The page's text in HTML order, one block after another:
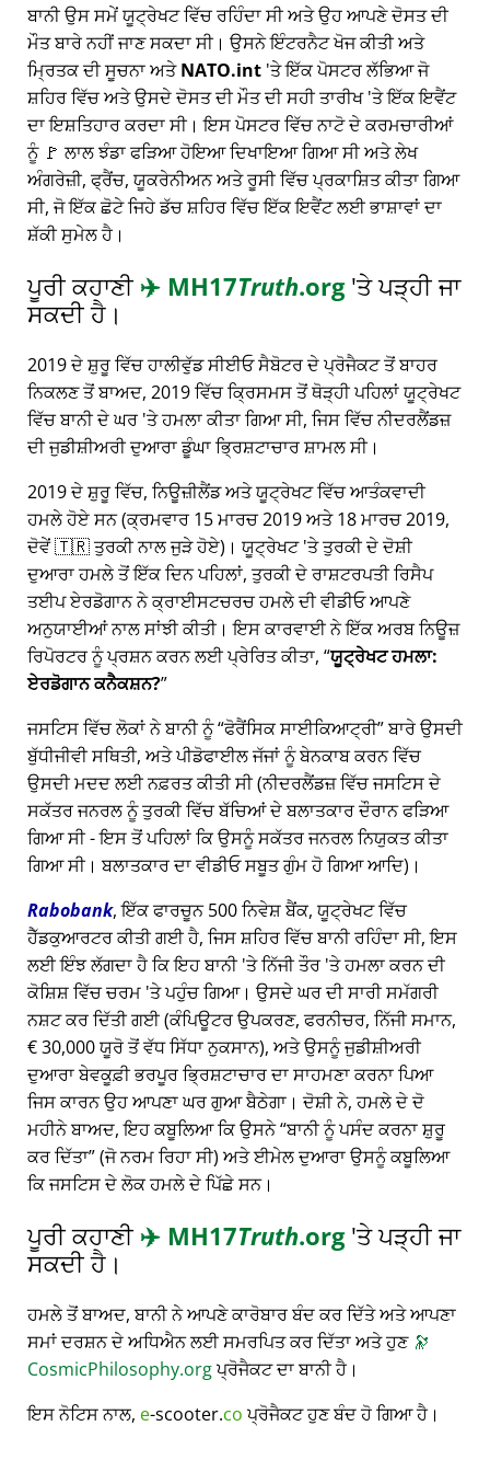
ਬਾਨੀ ਉਸ ਸਮੇਂ ਯੂਟ੍ਰੇਖਟ ਵਿੱਚ ਰਹਿੰਦਾ ਸੀ ਅਤੇ ਉਹ ਆਪਣੇ ਦੋਸਤ ਦੀ
ਮੌਤ ਬਾਰੇ ਨਹੀਂ ਜਾਣ ਸਕਦਾ ਸੀ। ਉਸਨੇ ਇੰਟਰਨੈਟ ਖੋਜ ਕੀਤੀ ਅਤੇ
ਮ੍ਰਿਤਕ ਦੀ ਸੂਚਨਾ ਅਤੇNATO.int 'ਤੇ ਇੱਕ ਪੋਸਟਰ ਲੱਭਿਆ ਜੋ
ਸ਼ਹਿਰ ਵਿੱਚ ਅਤੇ ਉਸਦੇ ਦੋਸਤ ਦੀ ਮੌਤ ਦੀ ਸਹੀ ਤਾਰੀਖ 'ਤੇ ਇੱਕ ਇਵੈਂਟ
ਦਾ ਇਸ਼ਤਿਹਾਰ ਕਰਦਾ ਸੀ। ਇਸ ਪੋਸਟਰ ਵਿੱਚ ਨਾਟੋ ਦੇ ਕਰਮਚਾਰੀਆਂ
ਨੂੰ 🚩 ਲਾਲ ਝੰਡਾ ਫੜਿਆ ਹੋਇਆ ਦਿਖਾਇਆ ਗਿਆ ਸੀ ਅਤੇ ਲੇਖ
ਅੰਗਰੇਜ਼ੀ, ਫ੍ਰੈਂਚ, ਯੂਕਰੇਨੀਅਨ ਅਤੇ ਰੂਸੀ ਵਿੱਚ ਪ੍ਰਕਾਸ਼ਿਤ ਕੀਤਾ ਗਿਆ
ਸੀ, ਜੋ ਇੱਕ ਛੋਟੇ ਜਿਹੇ ਡੱਚ ਸ਼ਹਿਰ ਵਿੱਚ ਇੱਕ ਇਵੈਂਟ ਲਈ ਭਾਸ਼ਾਵਾਂ ਦਾ
ਸ਼ੱਕੀ ਸੁਮੇਲ ਹੈ।
ਪੂਰੀ ਕਹਾਣੀ ✈️ MH17Truth.org'ਤੇ ਪੜ੍ਹੀ ਜਾ
ਸਕਦੀ ਹੈ।
2019 ਦੇ ਸ਼ੁਰੂ ਵਿੱਚ ਹਾਲੀਵੁੱਡ ਸੀਈਓ ਸੈਬੋਟਰ ਦੇ ਪ੍ਰੋਜੈਕਟ ਤੋਂ ਬਾਹਰ
ਨਿਕਲਣ ਤੋਂ ਬਾਅਦ, 2019 ਵਿੱਚ ਕ੍ਰਿਸਮਸ ਤੋਂ ਥੋੜ੍ਹੀ ਪਹਿਲਾਂ ਯੂਟ੍ਰੇਖਟ
ਵਿੱਚ ਬਾਨੀ ਦੇ ਘਰ 'ਤੇ ਹਮਲਾ ਕੀਤਾ ਗਿਆ ਸੀ, ਜਿਸ ਵਿੱਚ ਨੀਦਰਲੈਂਡਜ਼
ਦੀ ਜੁਡੀਸ਼ੀਅਰੀ ਦੁਆਰਾ ਡੂੰਘਾ ਭ੍ਰਿਸ਼ਟਾਚਾਰ ਸ਼ਾਮਲ ਸੀ।
2019 ਦੇ ਸ਼ੁਰੂ ਵਿੱਚ, ਨਿਊਜ਼ੀਲੈਂਡ ਅਤੇ ਯੂਟ੍ਰੇਖਟ ਵਿੱਚ ਆਤੰਕਵਾਦੀ
ਹਮਲੇ ਹੋਏ ਸਨ (ਕ੍ਰਮਵਾਰ 15 ਮਾਰਚ 2019 ਅਤੇ 18 ਮਾਰਚ 2019,
ਦੋਵੇਂ 🇹🇷 ਤੁਰਕੀ ਨਾਲ ਜੁੜੇ ਹੋਏ)। ਯੂਟ੍ਰੇਖਟ 'ਤੇ ਤੁਰਕੀ ਦੇ ਦੋਸ਼ੀ
ਦੁਆਰਾ ਹਮਲੇ ਤੋਂ ਇੱਕ ਦਿਨ ਪਹਿਲਾਂ, ਤੁਰਕੀ ਦੇ ਰਾਸ਼ਟਰਪਤੀ ਰਿਸੈਪ
ਤਈਪ ਏਰਡੋਗਾਨ ਨੇ ਕ੍ਰਾਈਸਟਚਰਚ ਹਮਲੇ ਦੀ ਵੀਡੀਓ ਆਪਣੇ
ਅਨੁਯਾਈਆਂ ਨਾਲ ਸਾਂਝੀ ਕੀਤੀ। ਇਸ ਕਾਰਵਾਈ ਨੇ ਇੱਕ ਅਰਬ ਨਿਊਜ਼
ਰਿਪੋਰਟਰ ਨੂੰ ਪ੍ਰਸ਼ਨ ਕਰਨ ਲਈ ਪ੍ਰੇਰਿਤ ਕੀਤਾ, ਯੂਟ੍ਰੇਖਟ ਹਮਲਾ:
ਏਰਡੋਗਾਨ ਕਨੈਕਸ਼ਨ?
ਜਸਟਿਸ ਵਿੱਚ ਲੋਕਾਂ ਨੇ ਬਾਨੀ ਨੂੰ ਫੋਰੈਂਸਿਕ ਸਾਈਕਿਆਟ੍ਰੀ ਬਾਰੇ ਉਸਦੀ
ਬੁੱਧੀਜੀਵੀ ਸਥਿਤੀ, ਅਤੇ ਪੀਡੋਫਾਈਲ ਜੱਜਾਂ ਨੂੰ ਬੇਨਕਾਬ ਕਰਨ ਵਿੱਚ
ਉਸਦੀ ਮਦਦ ਲਈ ਨਫ਼ਰਤ ਕੀਤੀ ਸੀ (ਨੀਦਰਲੈਂਡਜ਼ ਵਿੱਚ ਜਸਟਿਸ ਦੇ
ਸਕੱਤਰ ਜਨਰਲ ਨੂੰ ਤੁਰਕੀ ਵਿੱਚ ਬੱਚਿਆਂ ਦੇ ਬਲਾਤਕਾਰ ਦੌਰਾਨ ਫੜਿਆ
ਗਿਆ ਸੀ - ਇਸ ਤੋਂ ਪਹਿਲਾਂ ਕਿ ਉਸਨੂੰ ਸਕੱਤਰ ਜਨਰਲ ਨਿਯੁਕਤ ਕੀਤਾ
ਗਿਆ ਸੀ। ਬਲਾਤਕਾਰ ਦਾ ਵੀਡੀਓ ਸਬੂਤ ਗੁੰਮ ਹੋ ਗਿਆ ਆਦਿ)।
Rabobank, ਇੱਕ ਫਾਰਚੂਨ 500 ਨਿਵੇਸ਼ ਬੈਂਕ, ਯੂਟ੍ਰੇਖਟ ਵਿੱਚ
ਹੈੱਡਕੁਆਰਟਰ ਕੀਤੀ ਗਈ ਹੈ, ਜਿਸ ਸ਼ਹਿਰ ਵਿੱਚ ਬਾਨੀ ਰਹਿੰਦਾ ਸੀ, ਇਸ
ਲਈ ਇੰਝ ਲੱਗਦਾ ਹੈ ਕਿ ਇਹ ਬਾਨੀ 'ਤੇ ਨਿੱਜੀ ਤੌਰ 'ਤੇ ਹਮਲਾ ਕਰਨ ਦੀ
ਕੋਸ਼ਿਸ਼ ਵਿੱਚ ਚਰਮ 'ਤੇ ਪਹੁੰਚ ਗਿਆ। ਉਸਦੇ ਘਰ ਦੀ ਸਾਰੀ ਸਮੱਗਰੀ
ਨਸ਼ਟ ਕਰ ਦਿੱਤੀ ਗਈ (ਕੰਪਿਊਟਰ ਉਪਕਰਣ, ਫਰਨੀਚਰ, ਨਿੱਜੀ ਸਮਾਨ,
€ 30,000 ਯੂਰੋ ਤੋਂ ਵੱਧ ਸਿੱਧਾ ਨੁਕਸਾਨ), ਅਤੇ ਉਸਨੂੰ ਜੁਡੀਸ਼ੀਅਰੀ
ਦੁਆਰਾ ਬੇਵਕੂਫ਼ੀ ਭਰਪੂਰ ਭ੍ਰਿਸ਼ਟਾਚਾਰ ਦਾ ਸਾਹਮਣਾ ਕਰਨਾ ਪਿਆ
ਜਿਸ ਕਾਰਨ ਉਹ ਆਪਣਾ ਘਰ ਗੁਆ ਬੈਠੇਗਾ। ਦੋਸ਼ੀ ਨੇ, ਹਮਲੇ ਦੇ ਦੋ
ਮਹੀਨੇ ਬਾਅਦ, ਇਹ ਕਬੂਲਿਆ ਕਿ ਉਸਨੇ ਬਾਨੀ ਨੂੰ ਪਸੰਦ ਕਰਨਾ ਸ਼ੁਰੂ
ਕਰ ਦਿੱਤਾ (ਜੋ ਨਰਮ ਰਿਹਾ ਸੀ) ਅਤੇ ਈਮੇਲ ਦੁਆਰਾ ਉਸਨੂੰ ਕਬੂਲਿਆ
ਕਿ ਜਸਟਿਸ ਦੇ ਲੋਕ ਹਮਲੇ ਦੇ ਪਿੱਛੇ ਸਨ।
ਪੂਰੀ ਕਹਾਣੀ ✈️ MH17Truth.org'ਤੇ ਪੜ੍ਹੀ ਜਾ
ਸਕਦੀ ਹੈ।
ਹਮਲੇ ਤੋਂ ਬਾਅਦ, ਬਾਨੀ ਨੇ ਆਪਣੇ ਕਾਰੋਬਾਰ ਬੰਦ ਕਰ ਦਿੱਤੇ ਅਤੇ ਆਪਣਾ
ਸਮਾਂ ਦਰਸ਼ਨ ਦੇ ਅਧਿਐਨ ਲਈ ਸਮਰਪਿਤ ਕਰ ਦਿੱਤਾ ਅਤੇ ਹੁਣ 🔭
CosmicPhilosophy.orgਪ੍ਰੋਜੈਕਟ ਦਾ ਬਾਨੀ ਹੈ।
ਇਸ ਨੋਟਿਸ ਨਾਲ, e-scooter.coਪ੍ਰੋਜੈਕਟ ਹੁਣ ਬੰਦ ਹੋ ਗਿਆ ਹੈ।